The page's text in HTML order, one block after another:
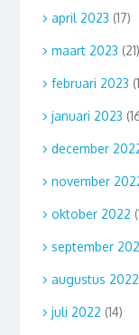
april 2023 (17)
maart 2023 (21)
februari 2023
januari 2023
december
november
oktober 2022
september
augustus 2022
juli 2022 (14)